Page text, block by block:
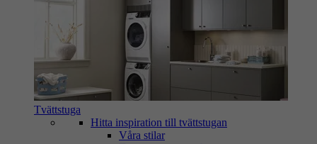
Tvättstuga
Hitta inspiration till tvättstugan
Våra stilar